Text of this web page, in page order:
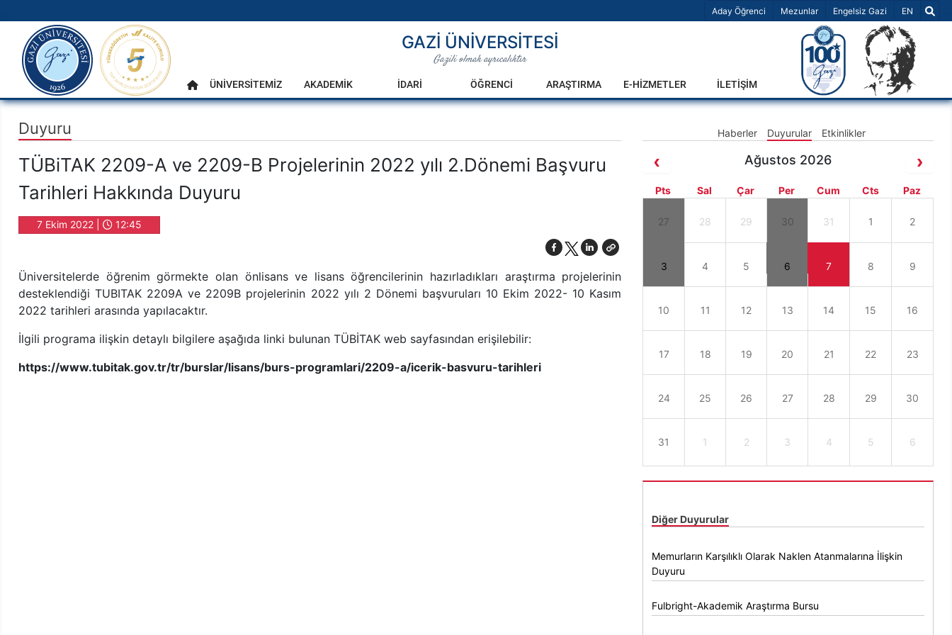
Aday Öğrenci Mezunlar Engelsiz Gazi Dil Seçiniz
EN
Ana Menü
gazi.edu.tr
GAZİ ÜNİVERSİTESİ
Gazili olmak ayrıcalıktır
Anasayfa
ÜNİVERSİTEMİZ AKADEMİK İDARİ ÖĞRENCİ ARAŞTIRMA E-HİZMETLER İLETİŞİM
Duyuru Haberler Duyurular Etkinlikler
TÜBiTAK 2209-A ve 2209-B Projelerinin 2022 yılı 2.Dönemi Başvuru
Tarihleri Hakkında Duyuru
7 Ekim 2022 | 12:45
Üniversitelerde öğrenim görmekte olan önlisans ve lisans öğrencilerinin hazırladıkları araştırma projelerinin
desteklendiği TUBITAK 2209A ve 2209B projelerinin 2022 yılı 2 Dönemi başvuruları 10 Ekim 2022- 10 Kasım
2022 tarihleri arasında yapılacaktır.
İlgili programa ilişkin detaylı bilgilere aşağıda linki bulunan TÜBİTAK web sayfasından erişilebilir:
https://www.tubitak.gov.tr/tr/burslar/lisans/burs-programlari/2209-a/icerik-basvuru-tarihleri
Ağustos 2026
Pts Sal Çar Per Cum Cts Paz
27 28 29 30 31 1 2
3 4 5 6 7 8 9
10 11 12 13 14 15 16
17 18 19 20 21 22 23
24 25 26 27 28 29 30
31 1 2 3 4 5 6
Diğer Duyurular
Memurların Karşılıklı Olarak Naklen Atanmalarına İlişkin
Duyuru
Fulbright-Akademik Araştırma Bursu